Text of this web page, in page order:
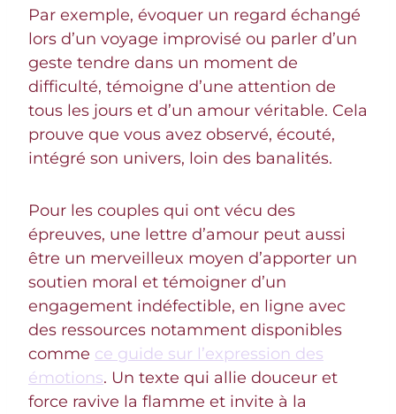
Par exemple, évoquer un regard échangé
lors d’un voyage improvisé ou parler d’un
geste tendre dans un moment de
difficulté, témoigne d’une attention de
tous les jours et d’un amour véritable. Cela
prouve que vous avez observé, écouté,
intégré son univers, loin des banalités.
Pour les couples qui ont vécu des
épreuves, une lettre d’amour peut aussi
être un merveilleux moyen d’apporter un
soutien moral et témoigner d’un
engagement indéfectible, en ligne avec
des ressources notamment disponibles
comme ce guide sur l’expression des
émotions. Un texte qui allie douceur et
force ravive la flamme et invite à la